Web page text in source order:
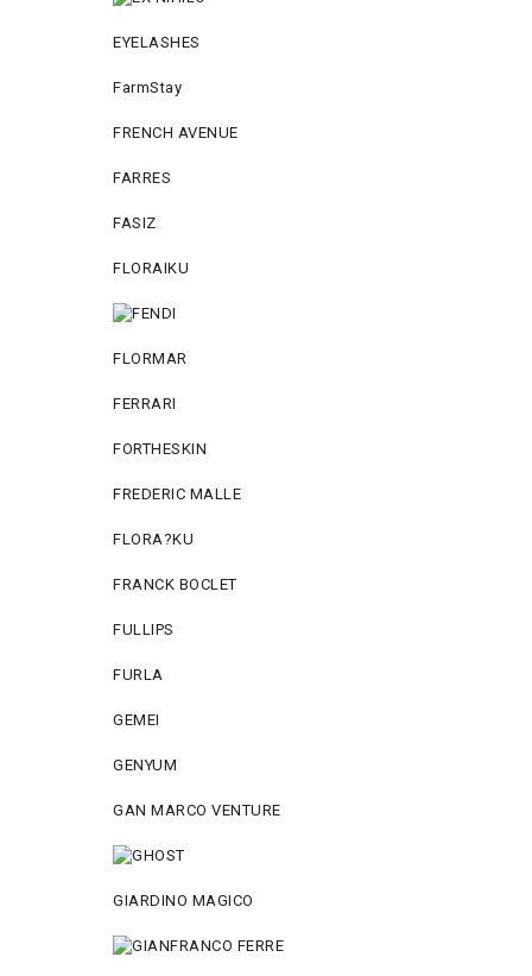
EYELASHES
FarmStay
FRENCH AVENUE
FARRES
FASIZ
FLORAIKU
FLORMAR
FERRARI
FORTHESKIN
FREDERIC MALLE
FLORA?KU
FRANCK BOCLET
FULLIPS
FURLA
GEMEI
GENYUM
GAN MARCO VENTURE
GIARDINO MAGICO